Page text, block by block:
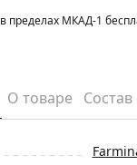
в пределах МКАД-1
О товаре Состав